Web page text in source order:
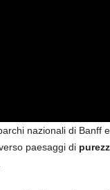
nazionali di Banff
paesaggi di